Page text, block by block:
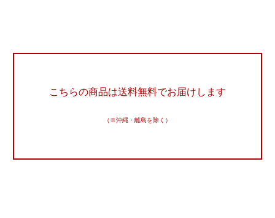
こちらの商品は送料無料でお届けします
（※沖縄・離島を除く）